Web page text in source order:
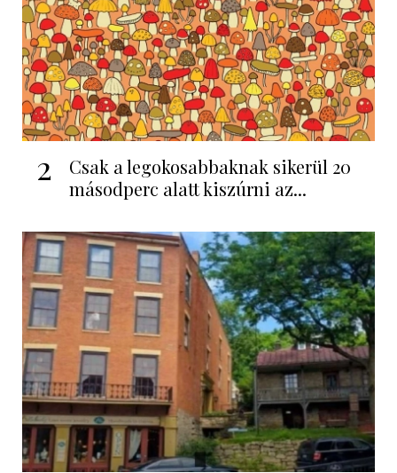
2
Csak a legokosabbaknak sikerül 20
másodperc alatt kiszúrni az...